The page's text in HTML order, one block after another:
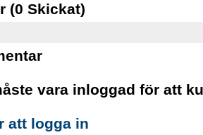
(0 Skickat)
vara inloggad för att
att logga in